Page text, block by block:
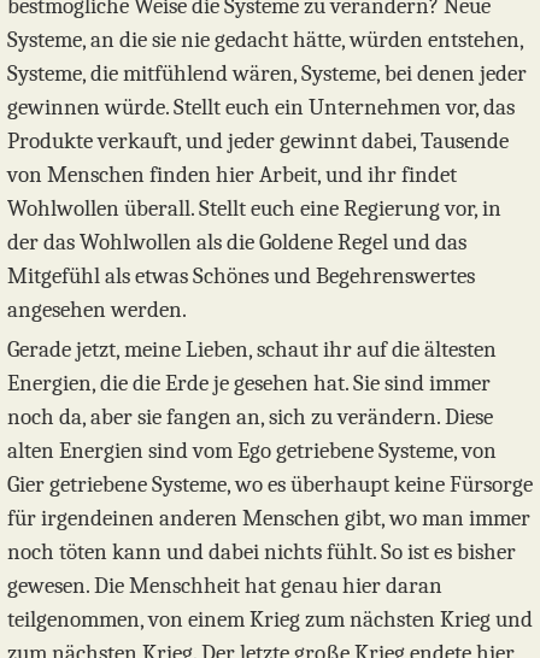
bestmögliche Weise die Systeme zu verändern? Neue
Systeme, an die sie nie gedacht hätte, würden entstehen,
Systeme, die mitfühlend wären, Systeme, bei denen jeder
gewinnen würde. Stellt euch ein Unternehmen vor, das
Produkte verkauft, und jeder gewinnt dabei, Tausende
von Menschen finden hier Arbeit, und ihr findet
Wohlwollen überall. Stellt euch eine Regierung vor, in
der das Wohlwollen als die Goldene Regel und das
Mitgefühl als etwas Schönes und Begehrenswertes
angesehen werden.
Gerade jetzt, meine Lieben, schaut ihr auf die ältesten
Energien, die die Erde je gesehen hat. Sie sind immer
noch da, aber sie fangen an, sich zu verändern. Diese
alten Energien sind vom Ego getriebene Systeme, von
Gier getriebene Systeme, wo es überhaupt keine Fürsorge
für irgendeinen anderen Menschen gibt, wo man immer
noch töten kann und dabei nichts fühlt. So ist es bisher
gewesen. Die Menschheit hat genau hier daran
teilgenommen, von einem Krieg zum nächsten Krieg und